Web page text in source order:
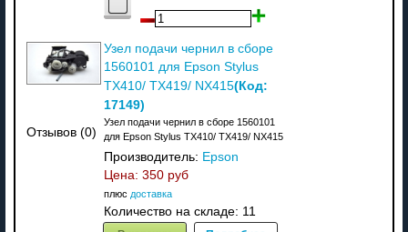
Отзывов (0)
Узел подачи чернил в сборе
1560101 для Epson Stylus
TX410/ TX419/ NX415(Код:
17149)
Узел подачи чернил в сборе 1560101
для Epson Stylus TX410/ TX419/ NX415
Производитель: Epson
Цена: 350 руб
плюс доставка
Количество на складе: 11